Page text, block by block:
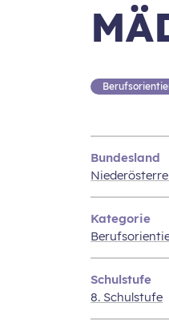
Bundesland
Kategorie
Schulstufe
8. Schulstufe